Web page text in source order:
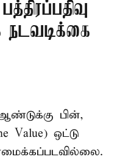
நடவடிக்கை
பின்,
Value) ஒட்டு